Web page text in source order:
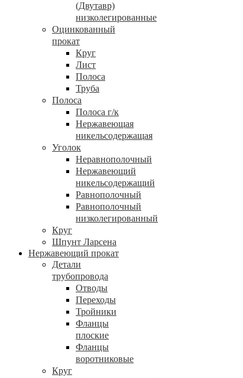
(Двутавр)
низколегированные
Оцинкованный
прокат
Круг
Лист
Полоса
Труба
Полоса
Полоса г/к
Нержавеющая
никельсодержащая
Уголок
Неравнополочный
Нержавеющий
никельсодержащий
Равнополочный
Равнополочный
низколегированный
Круг
Шпунт Ларсена
Нержавеющий прокат
Детали
трубопровода
Отводы
Переходы
Тройники
Фланцы
плоские
Фланцы
воротниковые
Круг